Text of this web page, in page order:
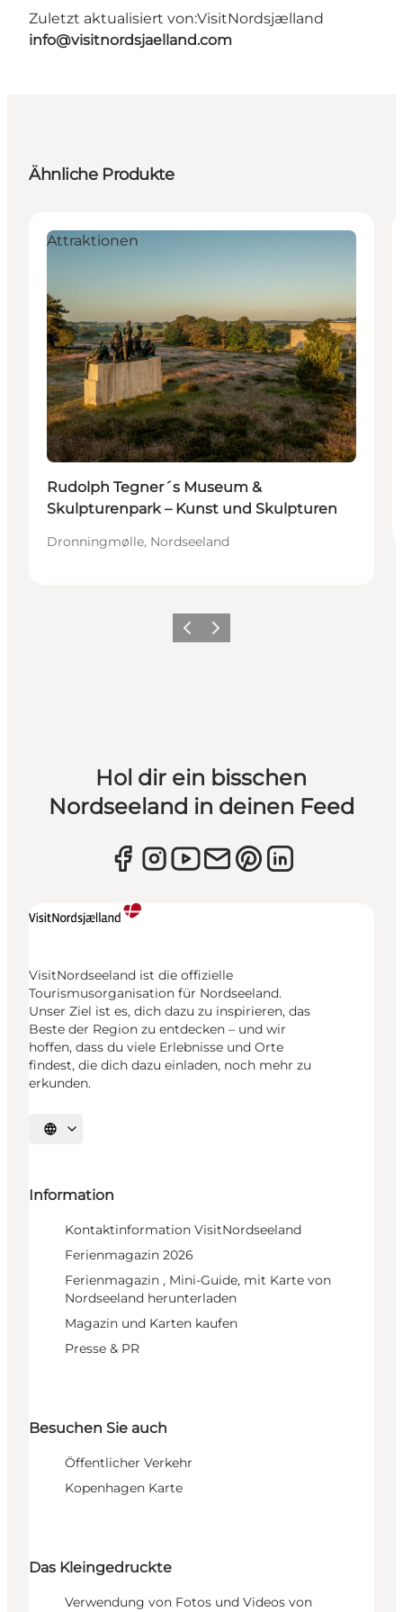
Zuletzt aktualisiert von:VisitNordsjælland
info@visitnordsjaelland.com
Ähnliche Produkte
Attraktionen
Rudolph Tegner´s Museum &
Skulpturenpark – Kunst und Skulpturen
Dronningmølle, Nordseeland
ZurückWeiter
Hol dir ein bisschen
Nordseeland in deinen Feed
VisitNordseeland ist die offizielle
Tourismusorganisation für Nordseeland.
Unser Ziel ist es, dich dazu zu inspirieren, das
Beste der Region zu entdecken – und wir
hoffen, dass du viele Erlebnisse und Orte
findest, die dich dazu einladen, noch mehr zu
erkunden.
Sprache auswählen
Information
Kontaktinformation VisitNordseeland
Ferienmagazin 2026
Ferienmagazin , Mini-Guide, mit Karte von
Nordseeland herunterladen
Magazin und Karten kaufen
Presse & PR
Besuchen Sie auch
Öffentlicher Verkehr
Kopenhagen Karte
Das Kleingedruckte
Verwendung von Fotos und Videos von